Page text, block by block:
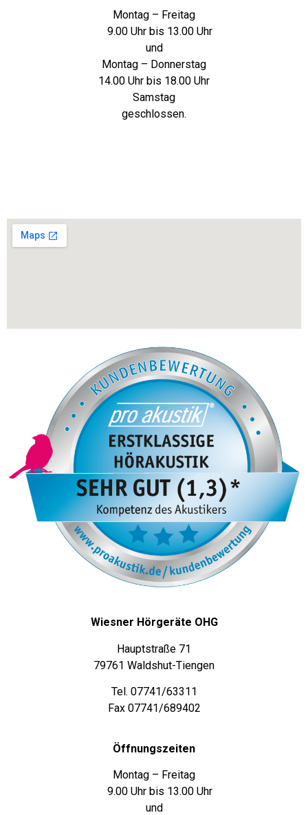
Montag – Freitag
9.00 Uhr bis 13.00 Uhr
und
Montag – Donnerstag
14.00 Uhr bis 18.00 Uhr
Samstag
geschlossen.
Wiesner Hörgeräte OHG
Hauptstraße 71
79761 Waldshut-Tiengen
Tel. 07741/63311
Fax 07741/689402
Öffnungszeiten
Montag – Freitag
9.00 Uhr bis 13.00 Uhr
und